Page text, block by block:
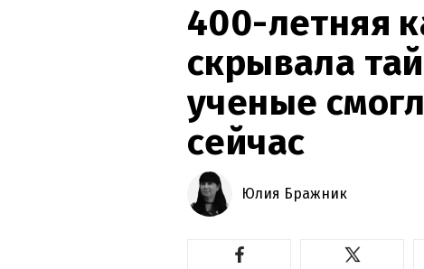
400-летняя
скрывала
ученые
сейчас
Юлия Бражник